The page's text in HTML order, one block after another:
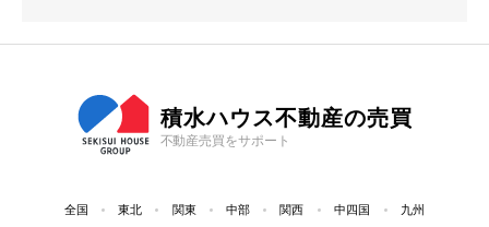
積水ハウス不動産の売買
不動産売買をサポート
全国 東北 関東 中部 関西 中四国 九州